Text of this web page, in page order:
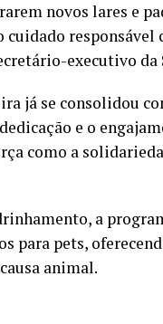
novos lares e
responsável
executivo da
já se consolidou
e o
como a
a
para pets,
animal.